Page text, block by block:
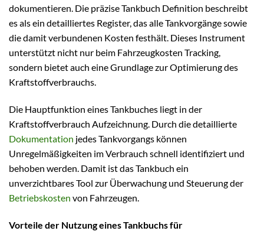
dokumentieren. Die präzise Tankbuch Definition beschreibt
es als ein detailliertes Register, das alle Tankvorgänge sowie
die damit verbundenen Kosten festhält. Dieses Instrument
unterstützt nicht nur beim Fahrzeugkosten Tracking,
sondern bietet auch eine Grundlage zur Optimierung des
Kraftstoffverbrauchs.
Die Hauptfunktion eines Tankbuches liegt in der
Kraftstoffverbrauch Aufzeichnung. Durch die detaillierte
Dokumentation jedes Tankvorgangs können
Unregelmäßigkeiten im Verbrauch schnell identifiziert und
behoben werden. Damit ist das Tankbuch ein
unverzichtbares Tool zur Überwachung und Steuerung der
Betriebskosten von Fahrzeugen.
Vorteile der Nutzung eines Tankbuchs für